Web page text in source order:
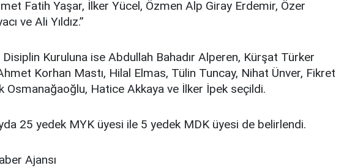
Fatih Yaşar, İlker Yücel, Özmen Alp Giray Erdemir, Özer
ve Ali Yıldız.”
Kuruluna ise Abdullah Bahadır Alperen, Kürşat Türker
Korhan Mastı, Hilal Elmas, Tülin Tuncay, Nihat Ünver, Fikret
Osmanağaoğlu, Hatice Akkaya ve İlker İpek seçildi.
25 yedek MYK üyesi ile 5 yedek MDK üyesi de belirlendi.
Ajansı